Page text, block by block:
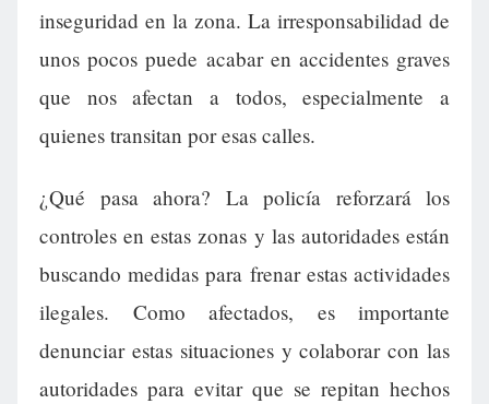
inseguridad en la zona. La irresponsabilidad de
unos pocos puede acabar en accidentes graves
que nos afectan a todos, especialmente a
quienes transitan por esas calles.
¿Qué pasa ahora? La policía reforzará los
controles en estas zonas y las autoridades están
buscando medidas para frenar estas actividades
ilegales. Como afectados, es importante
denunciar estas situaciones y colaborar con las
autoridades para evitar que se repitan hechos